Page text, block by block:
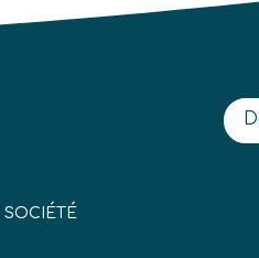
SOCIÉTÉ